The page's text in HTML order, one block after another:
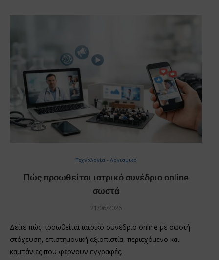
Τεχνολογία - Λογισμικό
Πώς προωθείται ιατρικό συνέδριο online
σωστά
21/06/2026
Δείτε πώς προωθείται ιατρικό συνέδριο online με σωστή
στόχευση, επιστημονική αξιοπιστία, περιεχόμενο και
καμπάνιες που φέρνουν εγγραφές.